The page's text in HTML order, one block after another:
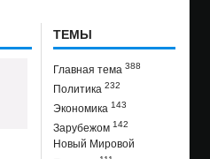
ТЕМЫ
Главная тема 388
Политика 232
Экономика 143
Зарубежом 142
Новый Мировой